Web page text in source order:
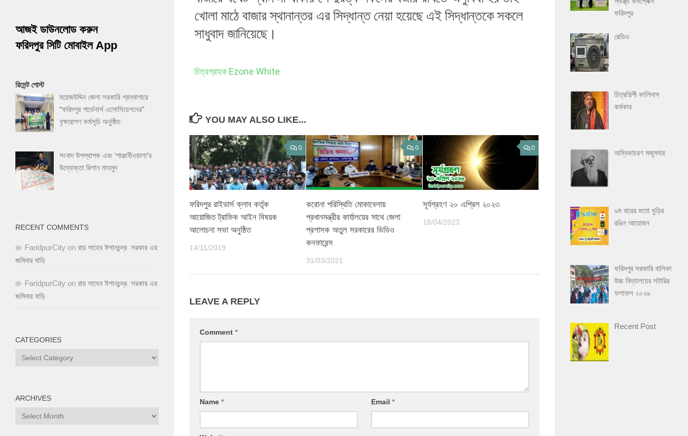
খোলা মাঠে বাজার স্থানান্তর এর সিদ্ধান্ত নেয়া হয়েছে এই সিদ্ধান্তকে সকলে
সাধুবাদ জানিয়েছে।
চিত্রগ্রাহক ‎Ezone White
YOU MAY ALSO LIKE...
0
ফরিদপুর রাইডার্স ক্লাব কর্তৃক
আয়োজিত ট্রাফিক আইন বিষয়ক
আলোচনা সভা অনুষ্ঠিত
14/11/2019
0
করোনা পরিস্থিতি মোকাবেলায়
প্রধানমন্ত্রীর কার্যালয়ের সাথে জেলা
প্রশাসক অতুল সরকারের ভিডিও
কনফারেন্স
31/03/2021
0
সূর্যগ্রহণ ২০ এপ্রিল ২০২৩
18/04/2023
LEAVE A REPLY
Comment *
Name * Email *
আজই ডাউনলোড করুন
ফরিদপুর সিটি মোবাইল App
রিসেন্ট পোস্ট
ময়েজউদ্দিন জেলা সরকারি গ্রন্থাগারে
“ফরিদপুর গার্ডেনার্স এসোসিয়েশনের”
বৃক্ষরোপণ কর্মসূচি অনুষ্ঠিত
সংবাদ উপস্থাপক এবং ‘পাঞ্জাবীওয়ালা’র
উদ্যোক্তা রিশান মাহমুদ
RECENT COMMENTS
FaridpurCity on রায় সাহেব ঈশানচন্দ্র সরকার এর
জমিদার বাড়ি
FaridpurCity on রায় সাহেব ঈশানচন্দ্র সরকার এর
জমিদার বাড়ি
CATEGORIES
ARCHIVES
ফরিদপুর
রেডিও
চিত্রশিল্পী কালিদাস
কর্মকার
অম্বিকাচরণ মজুমদার
৯ম বারের মতো ঘুড়ির
রঙিন আয়োজন
ফরিদপুর সরকারি বালিকা
উচ্চ বিদ্যালয়ের লটারির
ফলাফল ২০২৬
Recent Post